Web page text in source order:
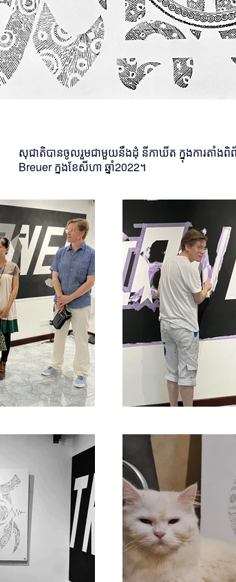
សុជាតិ​បាន​ចូល​រួម​ជាមួយ​នឹង​ដុំ​ នីកាឃីត ក្នុង​ការ​តាំង​ពិ
Breuer ក្នុង​ខែ​សីហា ឆ្នាំ​2022។